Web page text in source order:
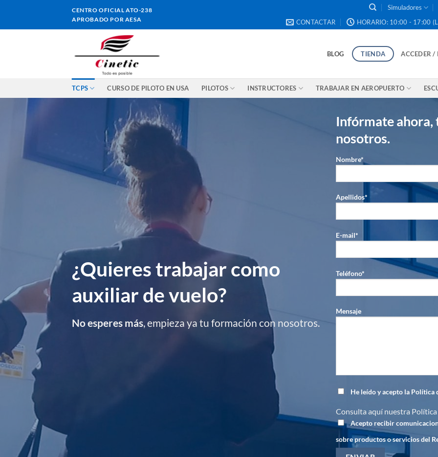
contenido
CENTRO OFICIAL ATO-238
APROBADO POR AESA
Simuladores
CONTACTAR
HORARIO: 10:00 - 17:00
BLOG TIENDA ACCEDER /
TCPS CURSO DE PILOTO EN USA PILOTOS INSTRUCTORES TRABAJAR EN AEROPUERTO
¿Quieres trabajar como
auxiliar de vuelo?
No esperes más, empieza ya tu formación con nosotros.
Infórmate ahora,
nosotros.
Nombre*
Apellidos*
E-mail*
Teléfono*
Mensaje
He leído y acepto la Política
Consulta aquí nuestra
Acepto recibir
sobre productos o servicios del